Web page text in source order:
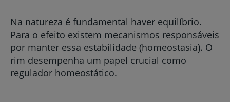
Na natureza é fundamental haver equilíbrio.
Para o efeito existem mecanismos responsáveis
por manter essa estabilidade (homeostasia). O
rim desempenha um papel crucial como
regulador homeostático.